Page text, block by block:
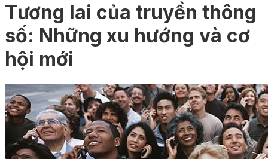
Tương lai của truyền thông
số: Những xu hướng và cơ
hội mới